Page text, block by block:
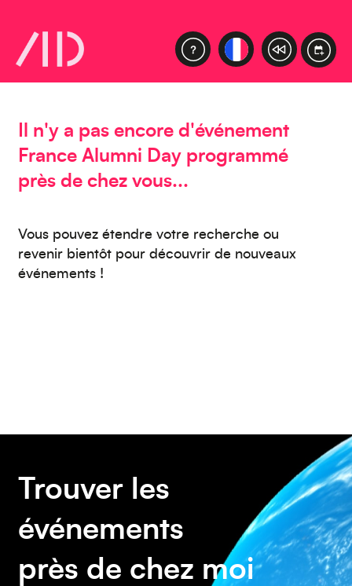
Il n'y a pas encore d'événement
France Alumni Day programmé
près de chez vous...
Vous pouvez étendre votre recherche ou
revenir bientôt pour découvrir de nouveaux
événements !
Trouver les
événements
près de chez moi
Amérique du Sud
Caraïbes
Europe